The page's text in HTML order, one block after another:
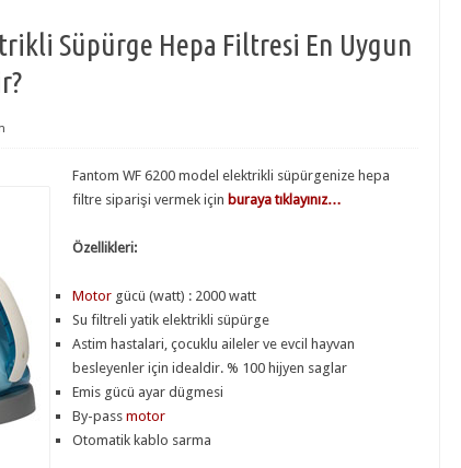
Süpürge Hepa Filtresi En Uygun
Fantom WF 6200 model elektrikli süpürgenize hepa
filtre siparişi vermek için buraya tıklayınız…
Özellikleri:
Motor gücü (watt) : 2000 watt
Su filtreli yatik elektrikli süpürge
Astim hastalari, çocuklu aileler ve evcil hayvan
besleyenler için idealdir. % 100 hijyen saglar
Emis gücü ayar dügmesi
By-pass motor
Otomatik kablo sarma